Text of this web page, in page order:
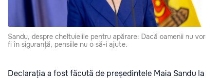
Sandu, despre cheltuielile pentru apărare: Dacă oamenii nu vor
fi în siguranță, pensiile nu o să-i ajute.
Declarația a fost făcută de președintele Maia Sandu la